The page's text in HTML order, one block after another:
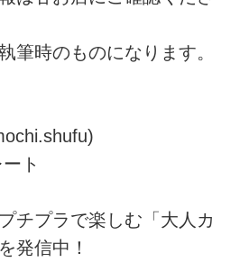
筆時のものになります。
ト
チプラで楽しむ「大人カ
発信中！